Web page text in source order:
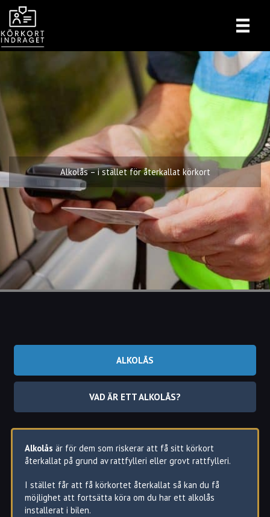
Hoppa
innehåll
Alkolås – i stället för återkallat körkort
ALKOLÅS
VAD ÄR ETT ALKOLÅS?
Alkolås är för dem som riskerar att få sitt körkort
återkallat på grund av rattfylleri eller grovt rattfylleri.
I stället får att få körkortet återkallat så kan du få
möjlighet att fortsätta köra om du har ett alkolås
installerat i bilen.